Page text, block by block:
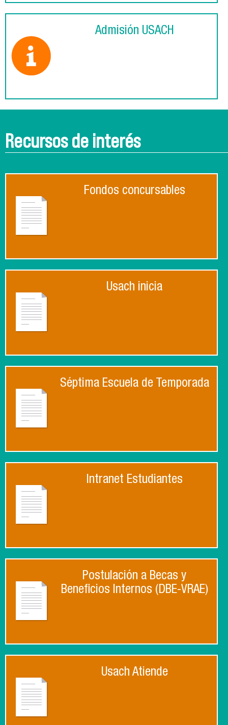
Admisión USACH
Recursos de interés
Fondos concursables
Usach inicia
Séptima Escuela de Temporada
Intranet Estudiantes
Postulación a Becas y
Beneficios Internos (DBE-VRAE)
Usach Atiende